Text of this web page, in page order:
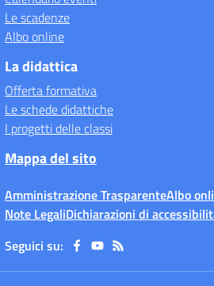
Le scadenze
Albo online
La didattica
Offerta formativa
Le schede didattiche
I progetti delle classi
Mappa del sito
Amministrazione TrasparenteAlbo
Note LegaliDichiarazioni di
Seguici su: